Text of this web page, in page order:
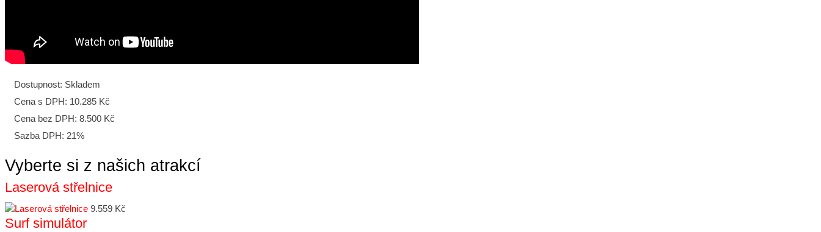
Dostupnost: Skladem
Cena s DPH: 10.285 Kč
Cena bez DPH: 8.500 Kč
Sazba DPH: 21%
Vyberte si z našich atrakcí
Laserová střelnice
9.559 Kč
Surf simulátor